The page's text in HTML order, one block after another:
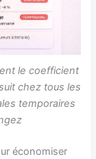
le coefficient
chez tous les
temporaires
économiser